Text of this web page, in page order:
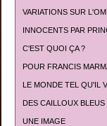
VARIATIONS SUR
INNOCENTS PAR
C'EST QUOI ÇA ?
POUR FRANCIS
LE MONDE TEL QU'IL
DES CAILLOUX BLEUS
UNE IMAGE